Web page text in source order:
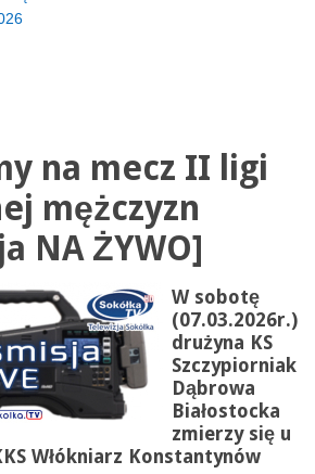
na mecz II ligi
mężczyzn
NA ŻYWO]
W sobotę
(07.03.2026r.)
drużyna KS
Szczypiorniak
Dąbrowa
Białostocka
zmierzy się u
Włókniarz Konstantynów